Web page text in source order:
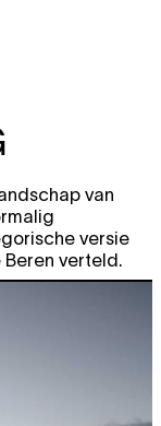
van
versie
verteld.